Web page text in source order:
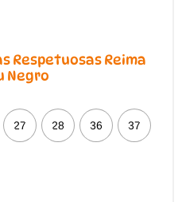
Respetuosas Reima
Negro
27 28 36 37